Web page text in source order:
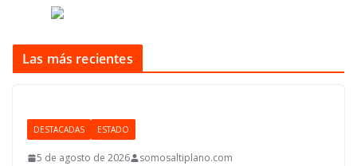
Las más recientes
DESTACADAS ESTADO
5 de agosto de 2026 somosaltiplano.com